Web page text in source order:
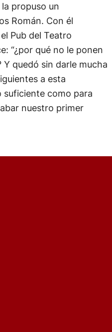
propuso un
Román. Con él
Pub del Teatro
“¿por qué no le ponen
Y quedó sin darle mucha
a esta
suficiente como para
nuestro primer